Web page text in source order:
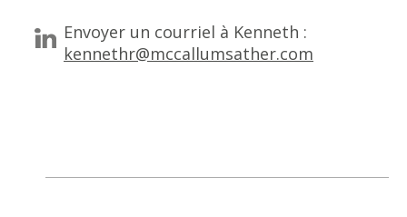
Envoyer un courriel à Kenneth :
kennethr@mccallumsather.com